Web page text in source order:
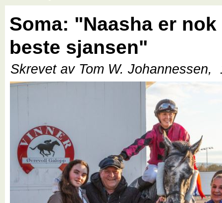
Soma: "Naasha er nok
beste sjansen"
Skrevet av Tom W. Johannessen,